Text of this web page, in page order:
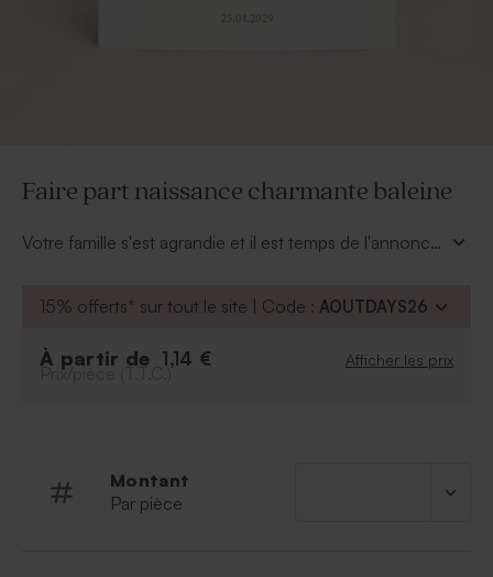
Faire part naissance charmante baleine
Votre famille s'est agrandie et il est temps de l'annoncer
15% offerts* sur tout le site | Code : AOUTDAYS26
À partir de 1,14 € Afficher les prix
Prix/pièce (T.T.C.)
Montant
Par pièce